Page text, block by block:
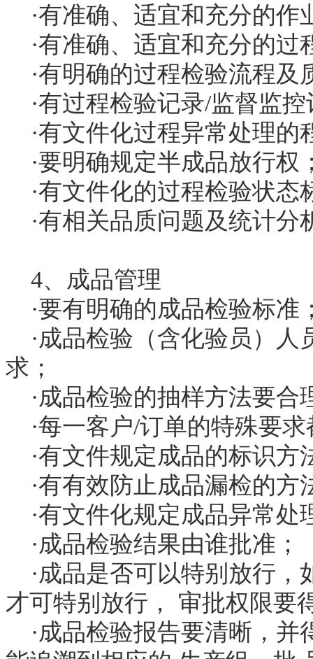
·有准确、适宜和充分的作
·有准确、适宜和充分的过
·有明确的过程检验流程及
·有过程检验记录/监督监控
·有文件化过程异常处理的
·要明确规定半成品放行权
·有文件化的过程检验状态
·有相关品质问题及统计分
4、成品管理
·要有明确的成品检验标准
·成品检验（含化验员）人
求；
·成品检验的抽样方法要合
·每一客户/订单的特殊要
·有文件规定成品的标识方
·有有效防止成品漏检的方
·有文件化规定成品异常处
·成品检验结果由谁批准；
·成品是否可以特别放行，
才可特别放行， 审批权限要
·成品检验报告要清晰，并